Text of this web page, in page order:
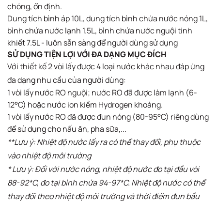
chóng, ổn định.
Dung tích bình áp 10L, dung tích bình chứa nước nóng 1L,
bình chứa nước lạnh 1.5L, bình chứa nước nguội tinh
khiết 7.5L - luôn sẵn sàng để người dùng sử dụng
SỬ DỤNG TIỆN LỢI VỚI ĐA DẠNG MỤC ĐÍCH
Với thiết kế 2 vòi lấy được 4 loại nước khác nhau đáp ứng
đa dạng nhu cầu của người dùng:
1 vòi lấy nước RO nguội; nước RO đã được làm lạnh (6-
12°C) hoặc nước ion kiềm Hydrogen khoáng.
1 vòi lấy nước RO đã được đun nóng (80-95°C) riêng dùng
để sử dụng cho nấu ăn, pha sữa,...
**Lưu ý: Nhiệt độ nước lấy ra có thể thay đổi, phụ thuộc
vào nhiệt độ môi trường
* Lưu ý: Đối với nước nóng, nhiệt độ nước đo tại đầu vòi
88-92*C, đo tại bình chứa 94-97*C. Nhiệt độ nước có thể
thay đổi theo nhiệt độ môi trường và thời điểm đun bầu